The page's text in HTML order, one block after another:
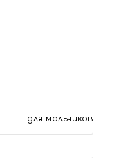
для мальчиков